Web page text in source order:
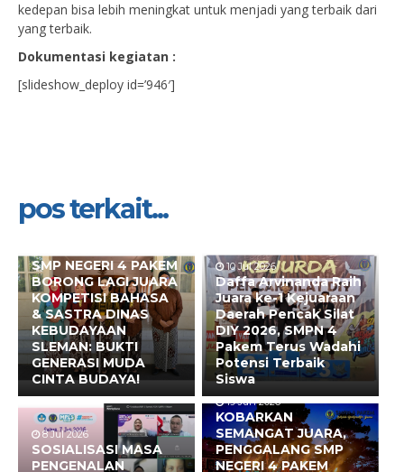
kedepan bisa lebih meningkat untuk menjadi yang terbaik dari
yang terbaik.
Dokumentasi kegiatan :
[slideshow_deploy id=’946′]
pos terkait...
SMP NEGERI 4 PAKEM
BORONG LAGI JUARA
KOMPETISI BAHASA
& SASTRA DINAS
KEBUDAYAAN
SLEMAN: BUKTI
GENERASI MUDA
CINTA BUDAYA!
10 Jul 2026
Daffa Arvinanda Raih
Juara ke-1 Kejuaraan
Daerah Pencak Silat
DIY 2026, SMPN 4
Pakem Terus Wadahi
Potensi Terbaik
Siswa
8 Jul 2026
SOSIALISASI MASA
PENGENALAN
19 Jun 2026
KOBARKAN
SEMANGAT JUARA,
PENGGALANG SMP
NEGERI 4 PAKEM